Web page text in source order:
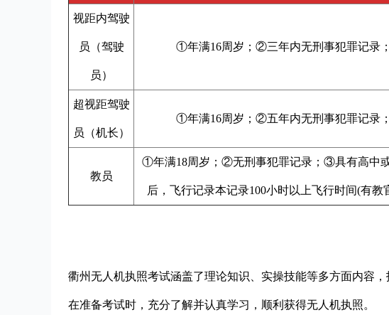
视距内驾驶
员（驾驶
员）
①年满16周岁；②三年内无刑事犯罪记录
超视距驾驶
员（机长）
①年满16周岁；②五年内无刑事犯罪记录
教员
①年满18周岁；②无刑事犯罪记录；③具有高中
后，飞行记录本记录100小时以上飞行时间(有教
衢州无人机执照考试涵盖了理论知识、实操技能等多方面内容
在准备考试时，充分了解并认真学习，顺利获得无人机执照。